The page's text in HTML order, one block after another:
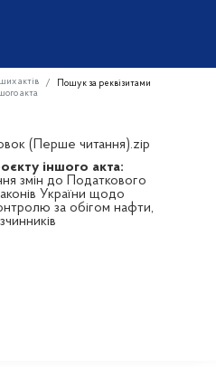
актів
Пошук за реквізитами
акта
(Перше читання).zip
іншого акта:
змін до Податкового
України щодо
за обігом нафти,